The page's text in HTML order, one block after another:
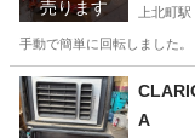
売ります 上北町駅
手動で簡単に回転しました
青森 十和田市
A